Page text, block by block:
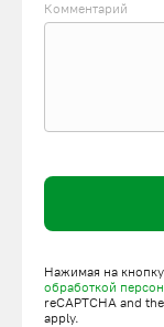
Комментарий
Нажимая на кнопку
обработкой
reCAPTCHA and
apply.